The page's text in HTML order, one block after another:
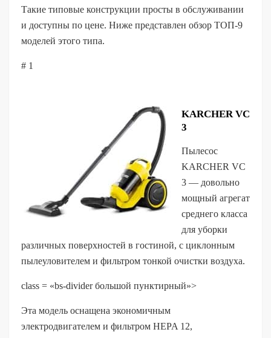
Такие типовые конструкции просты в обслуживании
и доступны по цене. Ниже представлен обзор ТОП-9
моделей этого типа.
# 1
KARCHER VC
3
Пылесос
KARCHER VC
3 — довольно
мощный агрегат
среднего класса
для уборки
различных поверхностей в гостиной, с циклонным
пылеуловителем и фильтром тонкой очистки воздуха.
class = «bs-divider большой пунктирный»>
Эта модель оснащена экономичным
электродвигателем и фильтром HEPA 12,